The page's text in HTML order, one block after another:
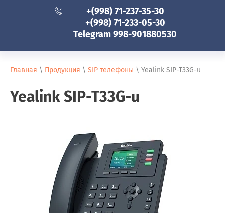
+(998) 71-237-35-30
+(998) 71-233-05-30
Telegram 998-901880530
Главная \ Продукция \ SIP телефоны \ Yealink SIP-T33G-u
Yealink SIP-T33G-u